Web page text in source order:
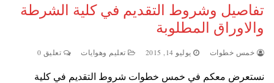
تفاصيل وشروط التقديم في كلية الشرطة
والاوراق المطلوبة
خمس خطوات يوليو 14, 2015 تعليم وهوايات تعليق 0
نستعرض معكم في خمس خطوات شروط التقديم في كلية